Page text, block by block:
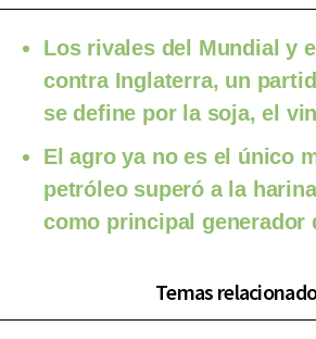
Los rivales del Mundial y
contra Inglaterra, un
se define por la soja, el
El agro ya no es el único
petróleo superó a la
como principal generador
Temas